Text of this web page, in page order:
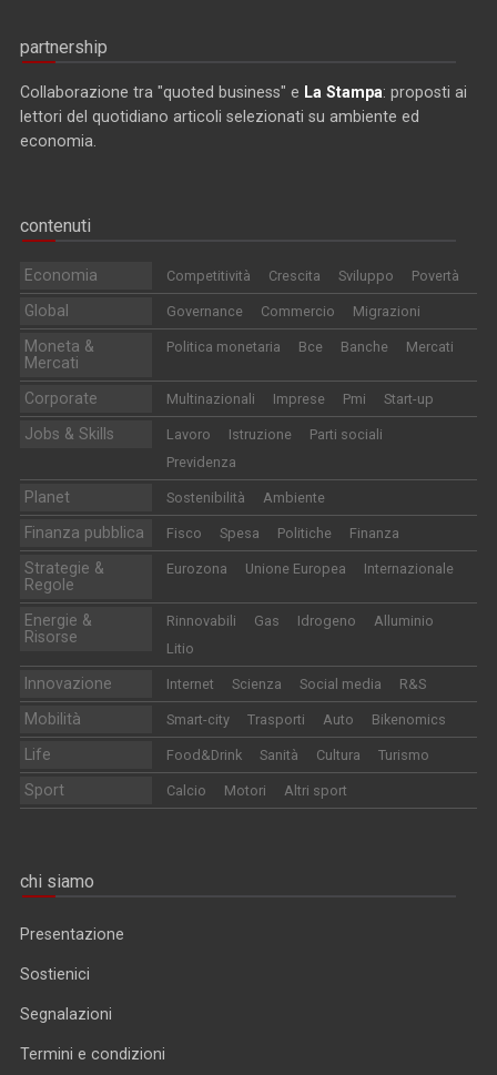
partnership
Collaborazione tra "quoted business" e La Stampa: proposti ai
lettori del quotidiano articoli selezionati su ambiente ed
economia.
contenuti
Economia Competitività Crescita Sviluppo Povertà
Global Governance Commercio Migrazioni
Moneta &
Mercati
Politica monetaria Bce Banche Mercati
Corporate Multinazionali Imprese Pmi Start-up
Jobs & Skills Lavoro Istruzione
Parti sociali
Previdenza
Planet Sostenibilità Ambiente
Finanza pubblica Fisco Spesa Politiche Finanza
Strategie &
Regole
Eurozona Unione Europea Internazionale
Energie &
Risorse
Rinnovabili Gas Idrogeno
Alluminio
Litio
Innovazione Internet Scienza Social media R&S
Mobilità Smart-city Trasporti Auto Bikenomics
Life Food&Drink Sanità Cultura Turismo
Sport Calcio Motori Altri sport
chi siamo
Presentazione
Sostienici
Segnalazioni
Termini e condizioni